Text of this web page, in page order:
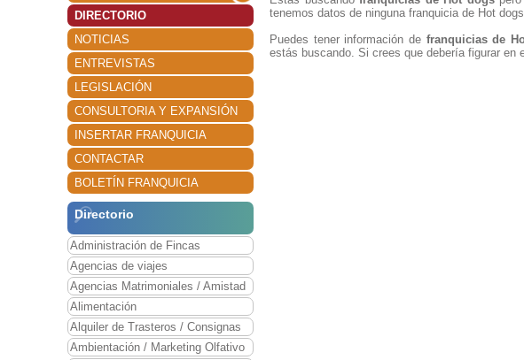
DIRECTORIO
NOTICIAS
ENTREVISTAS
LEGISLACIÓN
CONSULTORIA Y EXPANSIÓN
INSERTAR FRANQUICIA
CONTACTAR
BOLETÍN FRANQUICIA
Directorio
Administración de Fincas
Agencias de viajes
Agencias Matrimoniales / Amistad
Alimentación
Alquiler de Trasteros / Consignas
Ambientación / Marketing Olfativo
tenemos datos de ninguna franquicia de Hot
Puedes tener información de franquicias de
estás buscando. Si crees que debería figurar en